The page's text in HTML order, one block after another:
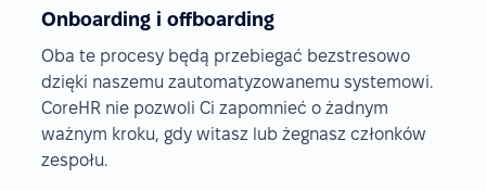
Onboarding i offboarding
Oba te procesy będą przebiegać bezstresowo
dzięki naszemu zautomatyzowanemu systemowi.
CoreHR nie pozwoli Ci zapomnieć o żadnym
ważnym kroku, gdy witasz lub żegnasz członków
zespołu.